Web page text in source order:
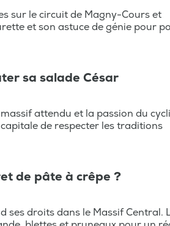
sur le circuit de Magny-Cours et
et son astuce de génie pour
sa salade César
attendu et la passion du
de respecter les traditions
de pâte à crêpe ?
ses droits dans le Massif Central.